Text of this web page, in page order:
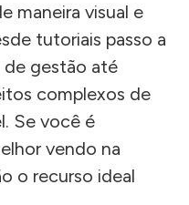
maneira visual e
tutoriais passo a
de gestão até
complexos de
Se você é
vendo na
o recurso ideal